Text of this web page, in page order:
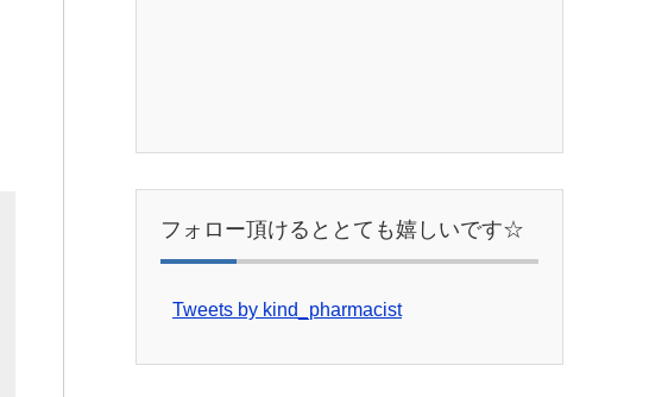
フォロー頂けるととても嬉しいです☆
Tweets by kind_pharmacist